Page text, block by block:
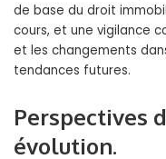
de base du droit
cours, et une vigilance
et les changements
tendances futures.
Perspectives
évolution.